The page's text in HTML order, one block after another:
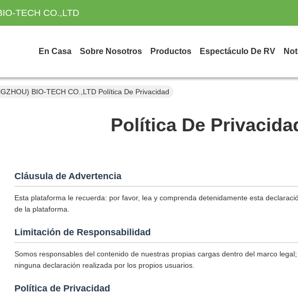
TECH CO.,LTD
En Casa Sobre Nosotros Productos Espectáculo De RV
BIO-TECH CO.,LTD Política De Privacidad
Política De
Cláusula de Advertencia
Esta plataforma le recuerda: por favor, lea y comprenda detenidamente esta
de la plataforma.
Limitación de Responsabilidad
Somos responsables del contenido de nuestras propias cargas dentro del marco
ninguna declaración realizada por los propios usuarios.
Política de Privacidad